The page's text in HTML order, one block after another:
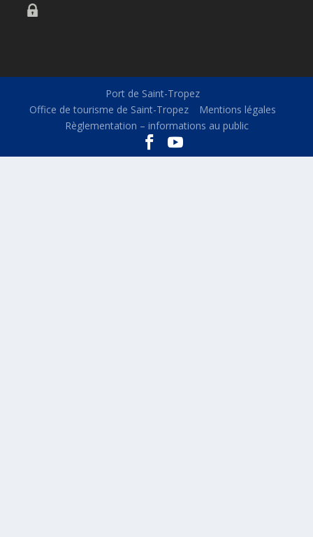
Port de Saint-Tropez
Office de tourisme de Saint-Tropez
Mentions légales
Règlementation – informations au public